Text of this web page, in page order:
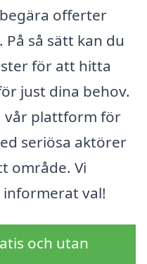
offerter
så sätt kan du
för att hitta
just dina behov.
vår plattform för
seriösa aktörer
område. Vi
val!
och utan